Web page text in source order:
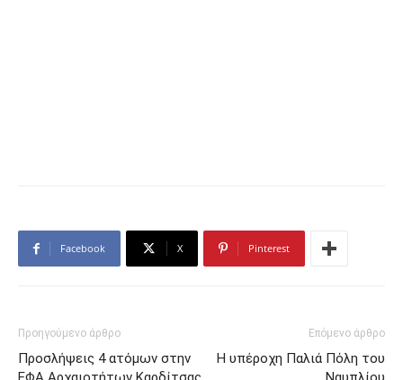
Facebook X Pinterest
Προηγούμενο άρθρο
Προσλήψεις 4 ατόμων στην
Επόμενο άρθρο
Η υπέροχη Παλιά Πόλη του